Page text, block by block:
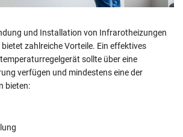
und Installation von Infrarotheizungen
zahlreiche Vorteile. Ein effektives
sollte über eine
verfügen und mindestens eine der
bieten: